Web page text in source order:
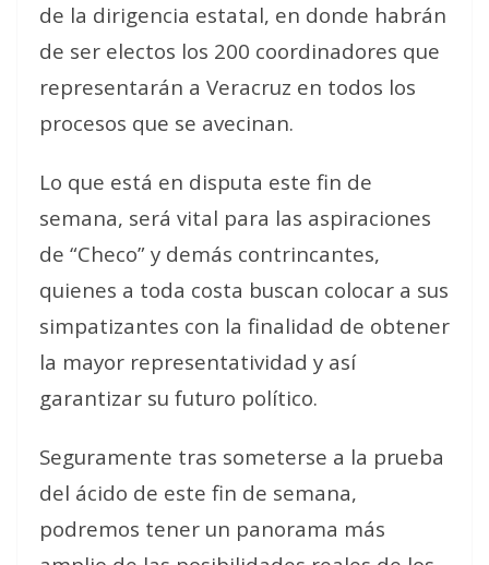
de la dirigencia estatal, en donde habrán
de ser electos los 200 coordinadores que
representarán a Veracruz en todos los
procesos que se avecinan.
Lo que está en disputa este fin de
semana, será vital para las aspiraciones
de “Checo” y demás contrincantes,
quienes a toda costa buscan colocar a sus
simpatizantes con la finalidad de obtener
la mayor representatividad y así
garantizar su futuro político.
Seguramente tras someterse a la prueba
del ácido de este fin de semana,
podremos tener un panorama más